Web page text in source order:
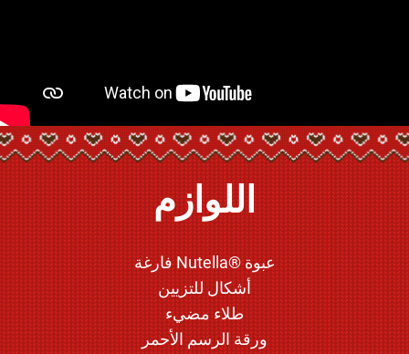
اللوازم
عبوة ®Nutella فارغة
أشكال للتزيين
طلاء مضيء
ورقة الرسم الأحمر